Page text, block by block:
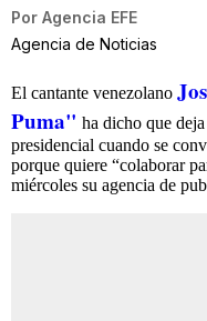
Por Agencia EFE
Agencia de Noticias
El cantante venezolano
Puma" ha dicho que
presidencial cuando se
porque quiere “colaborar
miércoles su agencia de